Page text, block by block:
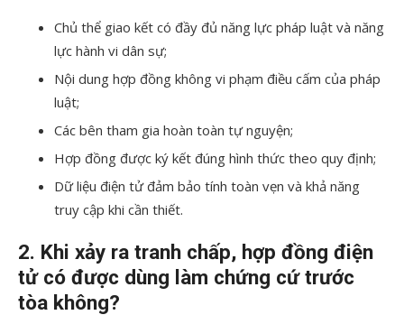
Chủ thể giao kết có đầy đủ năng lực pháp luật và năng
lực hành vi dân sự;
Nội dung hợp đồng không vi phạm điều cấm của pháp
luật;
Các bên tham gia hoàn toàn tự nguyện;
Hợp đồng được ký kết đúng hình thức theo quy định;
Dữ liệu điện tử đảm bảo tính toàn vẹn và khả năng
truy cập khi cần thiết.
2. Khi xảy ra tranh chấp, hợp đồng điện
tử có được dùng làm chứng cứ trước
tòa không?